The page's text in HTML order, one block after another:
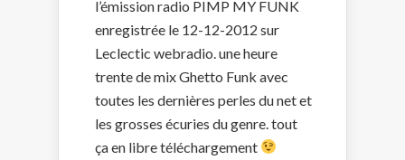
l’émission radio PIMP MY FUNK
enregistrée le 12-12-2012 sur
Leclectic webradio. une heure
trente de mix Ghetto Funk avec
toutes les dernières perles du net et
les grosses écuries du genre. tout
ça en libre téléchargement